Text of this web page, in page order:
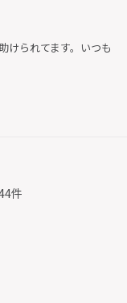
けられてます。いつも
件